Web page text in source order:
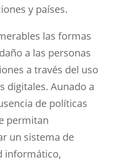
y países.
las formas
a las personas
a través del uso
digitales. Aunado a
de políticas
permitan
un sistema de
informático,